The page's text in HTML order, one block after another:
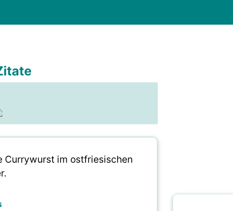
Currywurst im ostfriesischen